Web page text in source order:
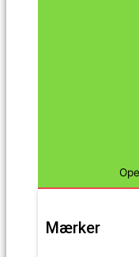
Mærker